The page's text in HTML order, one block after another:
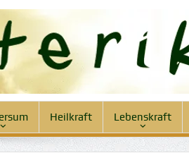
Heilkraft Lebenskraft